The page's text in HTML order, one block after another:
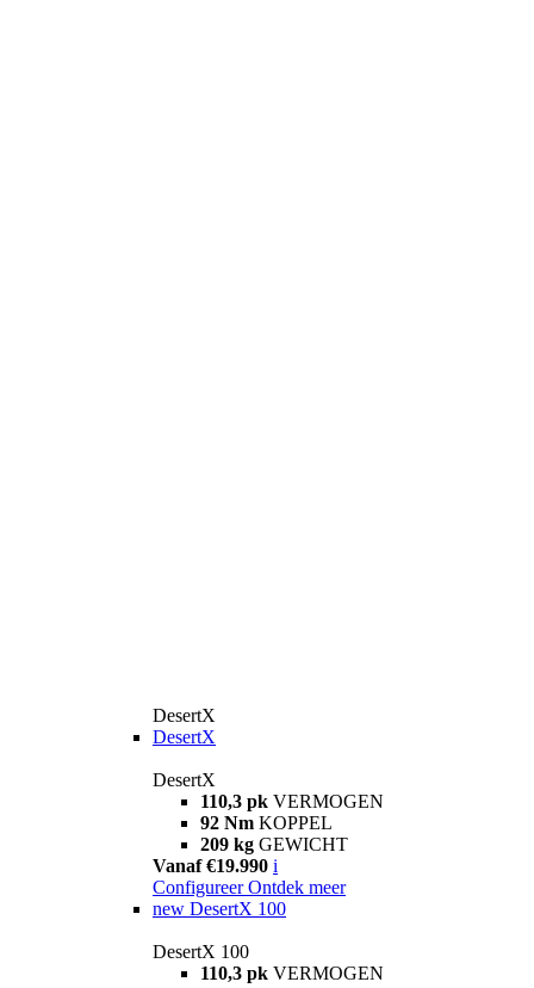
DesertX
DesertX
DesertX
110,3 pk VERMOGEN
92 Nm KOPPEL
209 kg GEWICHT
Vanaf €19.990 i
Configureer Ontdek meer
new DesertX 100
DesertX 100
110,3 pk VERMOGEN